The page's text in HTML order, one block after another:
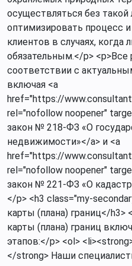
осуществляться без
оптимизировать процесс
клиентов в случаях, когда
обязательным.</p>
соответствии с
включая <a
href="https://
rel="nofollow noopener"
закон № 218-ФЗ «О
недвижимости»</a> и <a
href="https://
rel="nofollow noopener"
закон № 221-ФЗ «О
</p> <h3 class="my-
карты (плана) границ</h3>
карты (плана) границ
этапов:</p> <ol>
</strong> Наши